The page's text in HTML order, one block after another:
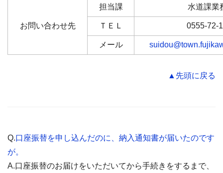
お問い合わせ先
担当課 水道課業
ＴＥＬ 0555-72-
メール
▲先頭に戻る
Q.口座振替を申し込んだのに、納入通知書が届いたのです
が。
A.口座振替のお届けをいただいてから手続きをするまで、